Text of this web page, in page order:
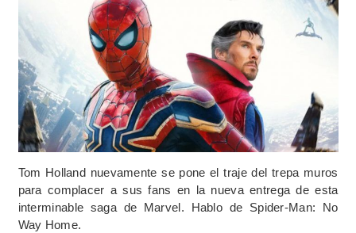
Tom Holland nuevamente se pone el traje del trepa muros
para complacer a sus fans en la nueva entrega de esta
interminable saga de Marvel. Hablo de Spider-Man: No
Way Home.